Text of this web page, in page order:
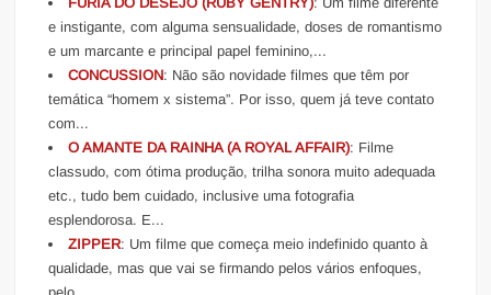
e instigante, com alguma sensualidade, doses de romantismo
e um marcante e principal papel feminino,...
CONCUSSION: Não são novidade filmes que têm por
temática “homem x sistema”. Por isso, quem já teve contato
com...
O AMANTE DA RAINHA (A ROYAL AFFAIR): Filme
classudo, com ótima produção, trilha sonora muito adequada
etc., tudo bem cuidado, inclusive uma fotografia
esplendorosa. E...
ZIPPER: Um filme que começa meio indefinido quanto à
qualidade, mas que vai se firmando pelos vários enfoques,